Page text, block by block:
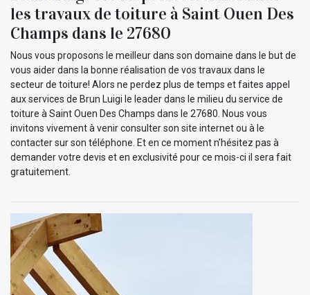
les travaux de toiture à Saint Ouen Des
Champs dans le 27680
Nous vous proposons le meilleur dans son domaine dans le but de
vous aider dans la bonne réalisation de vos travaux dans le
secteur de toiture! Alors ne perdez plus de temps et faites appel
aux services de Brun Luigi le leader dans le milieu du service de
toiture à Saint Ouen Des Champs dans le 27680. Nous vous
invitons vivement à venir consulter son site internet ou à le
contacter sur son téléphone. Et en ce moment n’hésitez pas à
demander votre devis et en exclusivité pour ce mois-ci il sera fait
gratuitement.